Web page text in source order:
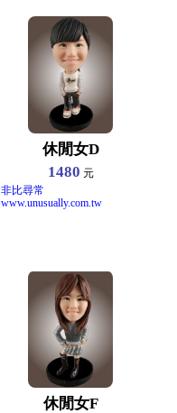
休閒女D
1480 元
非比尋常
www.unusually.com.tw
休閒女F